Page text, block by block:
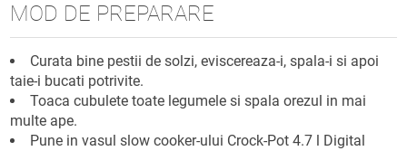
MOD DE PREPARARE
Curata bine pestii de solzi, eviscereaza-i, spala-i si apoi
taie-i bucati potrivite.
Toaca cubulete toate legumele si spala orezul in mai
multe ape.
Pune in vasul slow cooker-ului Crock-Pot 4.7 l Digital